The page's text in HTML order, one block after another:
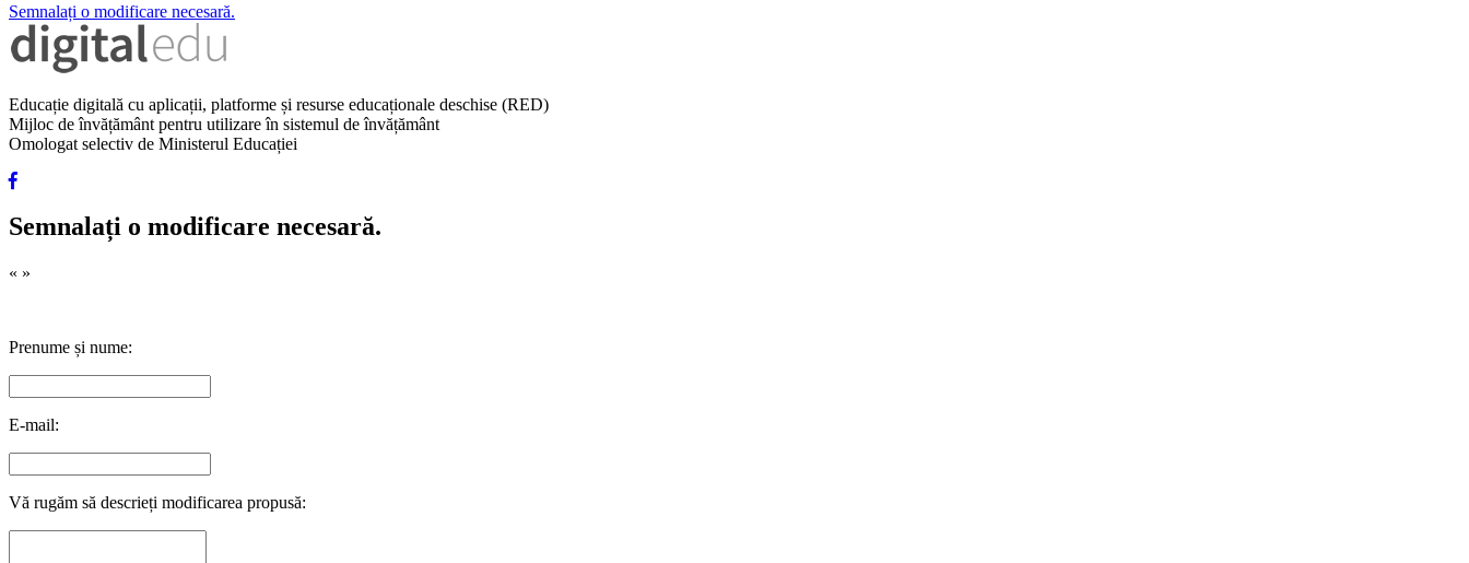
Semnalați o modificare necesară.
Educație digitală cu aplicații, platforme și resurse educaționale deschise (RED)
Mijloc de învățământ pentru utilizare în sistemul de învățământ
Omologat selectiv de Ministerul Educației
Semnalați o modificare necesară.
« »
Prenume și nume:
E-mail:
Vă rugăm să descrieți modificarea propusă: